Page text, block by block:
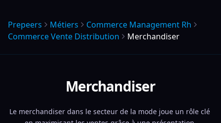
Prepeers Métiers
Commerce Management Rh
Commerce Vente Distribution
Merchandiser
Merchandiser
Le merchandiser dans le secteur de la mode joue un rôle clé